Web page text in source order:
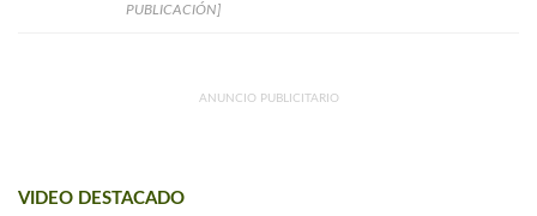
PUBLICACIÓN]
ANUNCIO PUBLICITARIO
VIDEO DESTACADO